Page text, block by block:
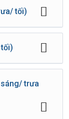
tối)
cảnh.
Thanh với
Minh, Vạn
dài nhất thế
Sau bữa
chính trị
sáng/ trưa